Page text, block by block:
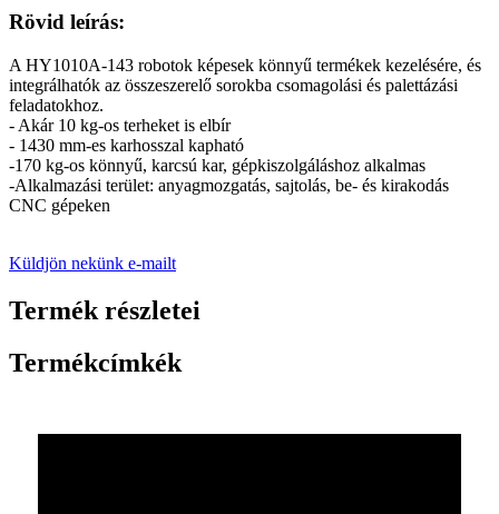
Rövid leírás:
A HY1010A-143 robotok képesek könnyű termékek kezelésére, és
integrálhatók az összeszerelő sorokba csomagolási és palettázási
feladatokhoz.
- Akár 10 kg-os terheket is elbír
- 1430 mm-es karhosszal kapható
-170 kg-os könnyű, karcsú kar, gépkiszolgáláshoz alkalmas
-Alkalmazási terület: anyagmozgatás, sajtolás, be- és kirakodás
CNC gépeken
Küldjön nekünk e-mailt
Termék részletei
Termékcímkék